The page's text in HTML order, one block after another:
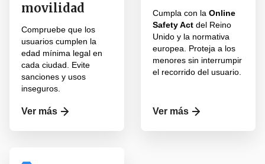
movilidad
Compruebe que los
usuarios cumplen la
edad mínima legal en
cada ciudad. Evite
sanciones y usos
inseguros.
Ver más
Cumpla con la Online
Safety Act del Reino
Unido y la normativa
europea. Proteja a los
menores sin interrumpir
el recorrido del usuario.
Ver más